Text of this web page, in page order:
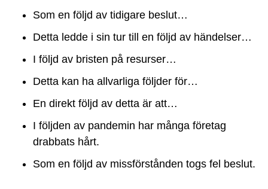
Som en följd av tidigare beslut…
Detta ledde i sin tur till en följd av händelser…
I följd av bristen på resurser…
Detta kan ha allvarliga följder för…
En direkt följd av detta är att…
I följden av pandemin har många företag
drabbats hårt.
Som en följd av missförstånden togs fel beslut.